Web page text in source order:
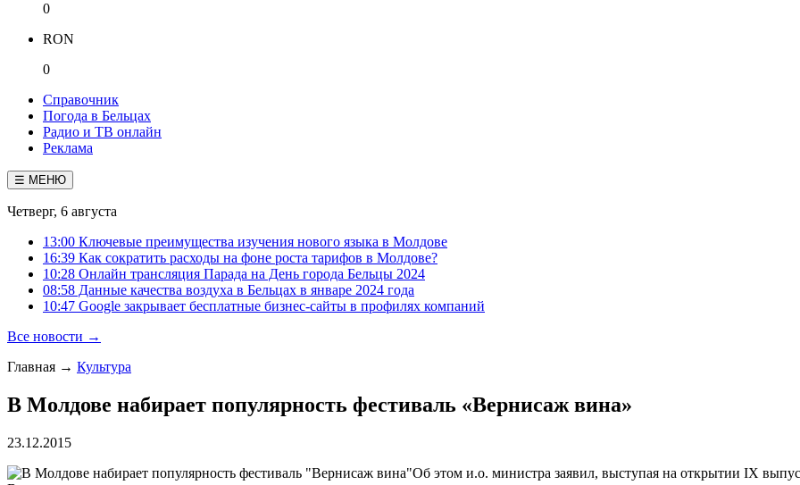
0
RON
0
Справочник
Погода в Бельцах
Радио и ТВ онлайн
Реклама
☰ МЕНЮ
Четверг, 6 августа
13:00 Ключевые преимущества изучения нового языка в Молдове
16:39 Как сократить расходы на фоне роста тарифов в Молдове?
10:28 Онлайн трансляция Парада на День города Бельцы 2024
08:58 Данные качества воздуха в Бельцах в январе 2024 года
10:47 Google закрывает бесплатные бизнес-сайты в профилях компаний
Все новости →
Главная → Культура
В Молдове набирает популярность фестиваль «Вернисаж вина»
23.12.2015
Об этом и.о. министра заявил, выступая на открытии IX